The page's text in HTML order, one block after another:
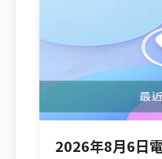
2026年8月6日